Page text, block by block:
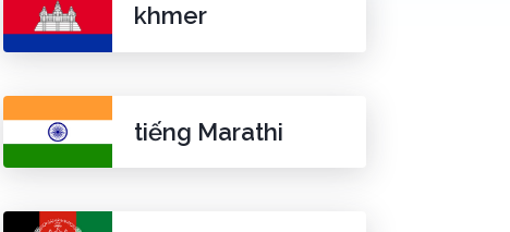
khmer
tiếng Marathi